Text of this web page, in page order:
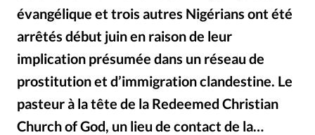
Devise:
RUBRIQUES
Eglises
Histoire
Mission
Monde People Politique
Religions
Société
évangélique et trois autres Nigérians ont été
arrêtés début juin en raison de leur
implication présumée dans un réseau de
prostitution et d’immigration clandestine. Le
pasteur à la tête de la Redeemed Christian
Church of God, un lieu de contact de la…